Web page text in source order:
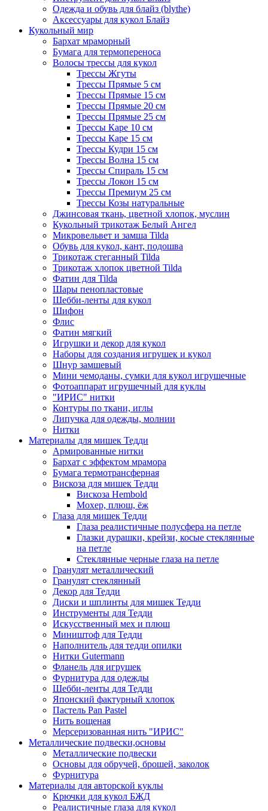
Одежда и обувь для блайз (blythe)
Аксессуары для кукол Блайз
Кукольный мир
Бархат мраморный
Бумага для термопереноса
Волосы трессы для кукол
Трессы Жгуты
Трессы Прямые 5 см
Трессы Прямые 15 см
Трессы Прямые 20 см
Трессы Прямые 25 см
Трессы Каре 10 см
Трессы Каре 15 см
Трессы Кудри 15 см
Трессы Волна 15 см
Трессы Спираль 15 см
Трессы Локон 15 см
Трессы Премиум 25 см
Трессы Козы натуральные
Джинсовая ткань, цветной хлопок, муслин
Кукольный трикотаж Белый Ангел
Микровельвет и замша Tilda
Обувь для кукол, кант, подошва
Трикотаж стеганный Tilda
Трикотаж хлопок цветной Tilda
Фатин для Tilda
Шары пенопластовые
Шебби-ленты для кукол
Шифон
Флис
Фатин мягкий
Игрушки и декор для кукол
Наборы для создания игрушек и кукол
Шнур замшевый
Мини чемоданы, сумки для кукол игрушечные
Фотоаппарат игрушечный для куклы
"ИРИС" нитки
Контуры по ткани, иглы
Липучка для одежды, молнии
Нитки
Материалы для мишек Тедди
Армированные нитки
Бархат с эффектом мрамора
Бумага термотрансферная
Вискоза для мишек Тедди
Вискоза Hembold
Мохер, плюш, ёж
Глаза для мишек Тедди
Глаза реалистичные полусфера на петле
Глазки дурашки, крейзи, косые стеклянные
на петле
Стеклянные черные глаза на петле
Гранулят металлический
Гранулят стеклянный
Декор для Тедди
Диски и шплинты для мишек Тедди
Инструменты для Тедди
Искусственный мех и плюш
Миништоф для Тедди
Наполнитель для тедди опилки
Нитки Gutermann
Фланель для игрушек
Фурнитура для одежды
Шебби-ленты для Тедди
Японский фактурный хлопок
Пастель Pan Pastel
Нить вощеная
Мерсеризованная нить "ИРИС"
Металлические подвески,основы
Металлические подвески
Основы для обручей, брошей, заколок
Фурнитура
Материалы для авторской куклы
Крючки для кукол БЖД
Реалистичные глаза для кукол